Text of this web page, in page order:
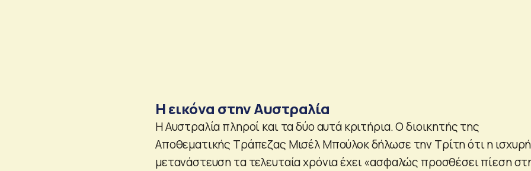
Η εικόνα στην Αυστραλία
Η Αυστραλία πληροί και τα δύο αυτά κριτήρια. Ο διοικητής της
Αποθεματικής Τράπεζας Μισέλ Μπούλοκ δήλωσε την Τρίτη ότι η ισχυρή
μετανάστευση τα τελευταία χρόνια έχει «ασφαλώς προσθέσει πίεση